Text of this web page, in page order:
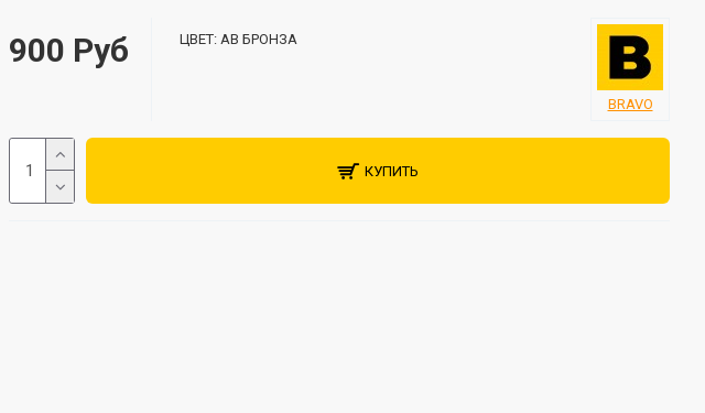
900 Руб ЦВЕТ: AB БРОНЗА
BRAVO
КУПИТЬ